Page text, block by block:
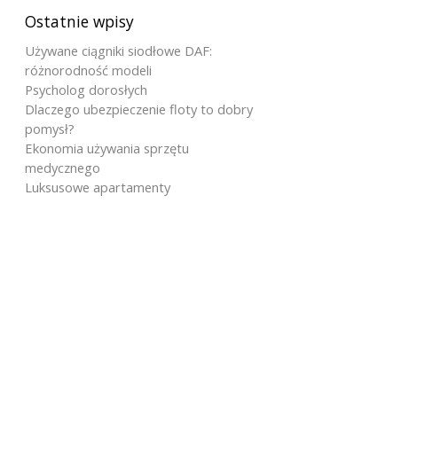
Ostatnie wpisy
Używane ciągniki siodłowe DAF:
różnorodność modeli
Psycholog dorosłych
Dlaczego ubezpieczenie floty to dobry
pomysł?
Ekonomia używania sprzętu
medycznego
Luksusowe apartamenty